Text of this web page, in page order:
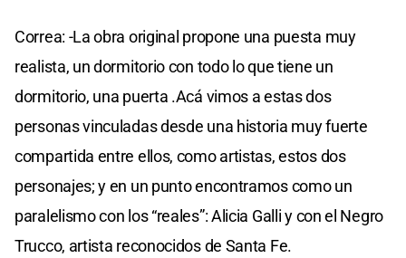
Correa: -La obra original propone una puesta muy
realista, un dormitorio con todo lo que tiene un
dormitorio, una puerta .Acá vimos a estas dos
personas vinculadas desde una historia muy fuerte
compartida entre ellos, como artistas, estos dos
personajes; y en un punto encontramos como un
paralelismo con los “reales”: Alicia Galli y con el Negro
Trucco, artista reconocidos de Santa Fe.